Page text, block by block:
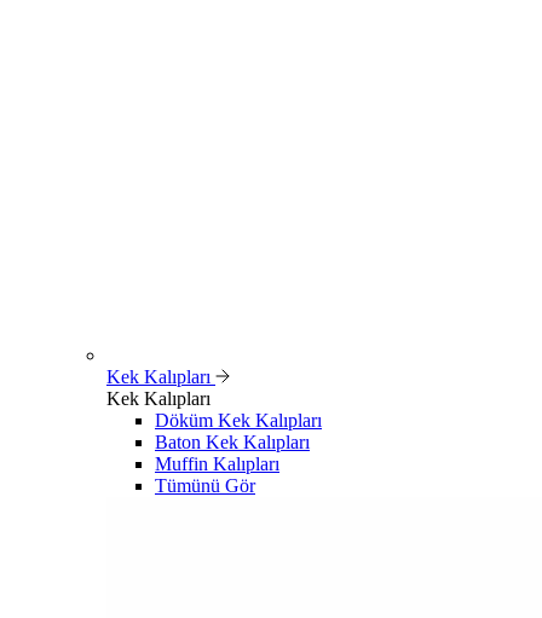
Kek Kalıpları
Kek Kalıpları
Döküm Kek Kalıpları
Baton Kek Kalıpları
Muffin Kalıpları
Tümünü Gör